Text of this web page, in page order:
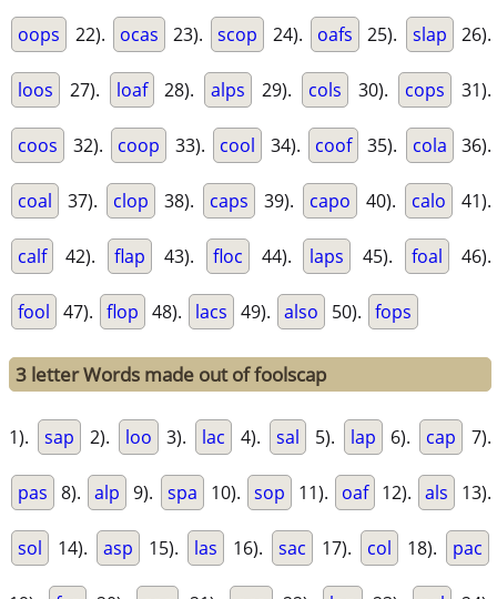
oops 22). ocas 23). scop 24). oafs 25). slap 26).
loos 27). loaf 28). alps 29). cols 30). cops 31).
coos 32). coop 33). cool 34). coof 35). cola 36).
coal 37). clop 38). caps 39). capo 40). calo 41).
calf 42). flap 43). floc 44). laps 45). foal 46).
fool 47). flop 48). lacs 49). also 50). fops
3 letter Words made out of foolscap
1). sap 2). loo 3). lac 4). sal 5). lap 6). cap 7).
pas 8). alp 9). spa 10). sop 11). oaf 12). als 13).
sol 14). asp 15). las 16). sac 17). col 18). pac